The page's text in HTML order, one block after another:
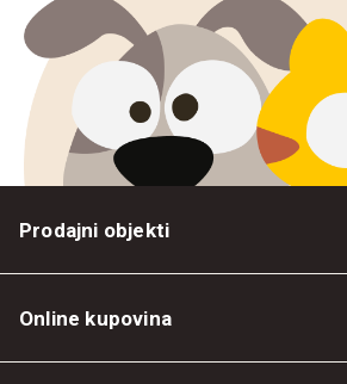
Prodajni objekti
Online kupovina